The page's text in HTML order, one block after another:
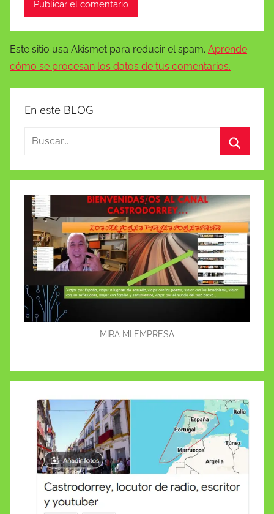
Este sitio usa Akismet para reducir el spam. Aprende
cómo se procesan los datos de tus comentarios.
En este BLOG
Buscar:
MIRA MI EMPRESA